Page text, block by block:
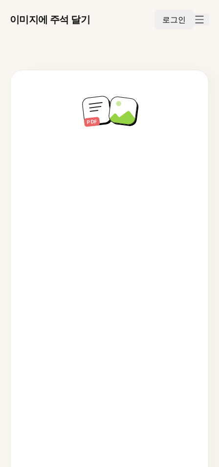
이미지에 주석 달기 로그인